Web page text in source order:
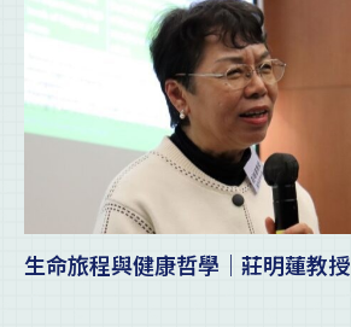
生命旅程與健康哲學｜莊明蓮教授